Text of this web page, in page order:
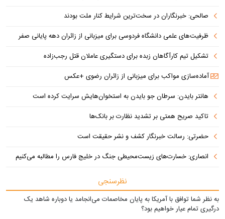
صالحی: خبرنگاران در سخت‌ترین شرایط کنار ملت بودند
ظرفیت‌های علمی دانشگاه فردوسی برای میزبانی از زائران دهه پایانی صفر
تشکیل تیم کارآگاهان زبده برای دستگیری عاملان قتل رجب‌زاده
آماده‌سازی مواکب برای میزبانی از زائران رضوی +عکس
هانتر بایدن: سرطان جو بایدن به استخوان‌هایش سرایت کرده است
تاکید صریح همتی بر تشدید نظارت بر بانک‌ها
حضرتی: رسالت خبرنگار کشف و نشر حقیقت است
انصاری: خسارت‌های زیست‌محیطی جنگ در خلیج فارس را مطالبه‌ می‌کنیم
نظرسنجی
به نظر شما توافق با آمریکا به پایان مخاصمات می‌انجامد یا دوباره شاهد یک
درگیری تمام عیار خواهیم بود؟